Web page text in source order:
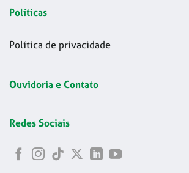
Políticas
Política de privacidade
Ouvidoria e Contato
Redes Sociais